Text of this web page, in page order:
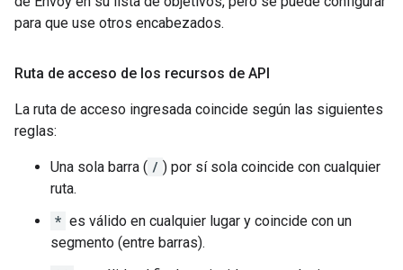
para que use otros encabezados.
Ruta de acceso de los recursos de API
La ruta de acceso ingresada coincide según las siguientes
reglas:
Una sola barra ( / ) por sí sola coincide con cualquier
ruta.
* es válido en cualquier lugar y coincide con un
segmento (entre barras).